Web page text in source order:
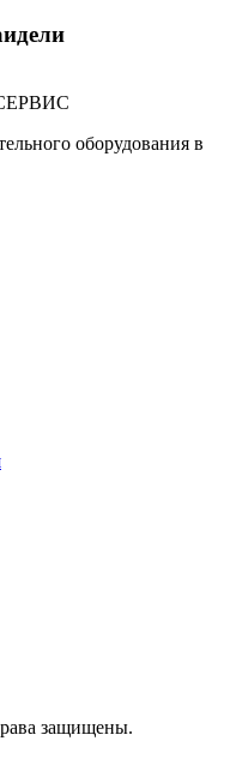
оборудования в
защищены.